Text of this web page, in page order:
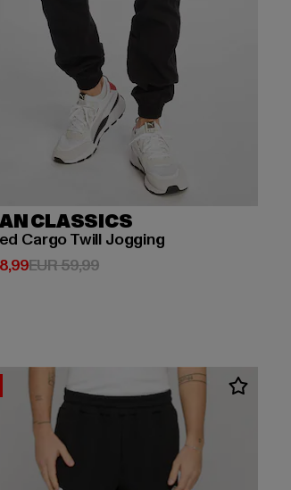
CLASSICS
Cargo Twill Jogging
Preis: EUR 38,99
EUR 59,99Aktionspreis: EUR 59,99